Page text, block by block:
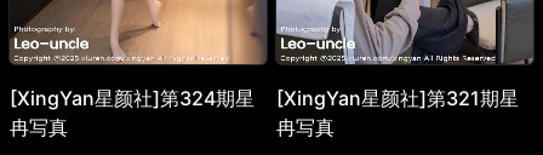
[XingYan星颜社]第324期星
冉写真
[XingYan星颜社]第321期星
冉写真